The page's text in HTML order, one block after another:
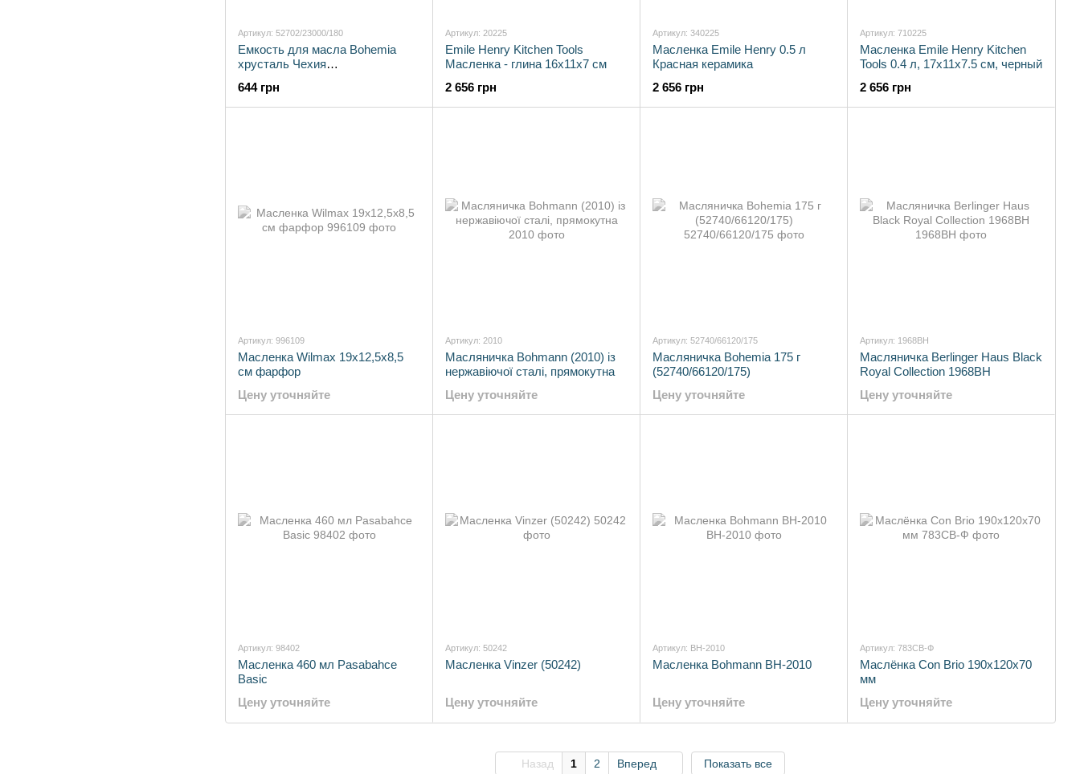
Артикул: 52702/23000/180
Емкость для масла Bohemia
хрусталь Чехия
644 грн
Артикул: 20225
Emile Henry Kitchen Tools
Масленка - глина 16x11x7 см
2 656 грн
Артикул: 340225
Масленка Emile Henry 0.5 л
Красная керамика
2 656 грн
Артикул: 710225
Масленка Emile Henry Kitchen
Tools 0.4 л, 17х11х7.5 см, черный
2 656 грн
Артикул: 996109
Масленка Wilmax 19х12,5х8,5
см фарфор
Цену уточняйте
Артикул: 2010
Масляничка Bohmann (2010) із
нержавіючої сталі, прямокутна
Цену уточняйте
Артикул: 52740/66120/175
Масляничка Bohemia 175 г
(52740/66120/175)
Цену уточняйте
Артикул: 1968BH
Масляничка Berlinger Haus Black
Royal Collection 1968BH
Цену уточняйте
Артикул: 98402
Масленка 460 мл Pasabahce
Basic
Цену уточняйте
Артикул: 50242
Масленка Vinzer (50242)
Цену уточняйте
Артикул: BH-2010
Масленка Bohmann BH-2010
Цену уточняйте
Артикул: 783CB-Ф
Маслёнка Con Brio 190х120х70
мм
Цену уточняйте
Назад 1 2 Вперед Показать все